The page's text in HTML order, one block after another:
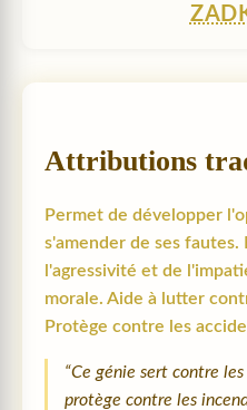
Attributions
Permet de développer
s'amender de ses fautes.
l'agressivité et de
morale. Aide à lutter
Protège contre les
“Ce génie sert contre
protège contre les